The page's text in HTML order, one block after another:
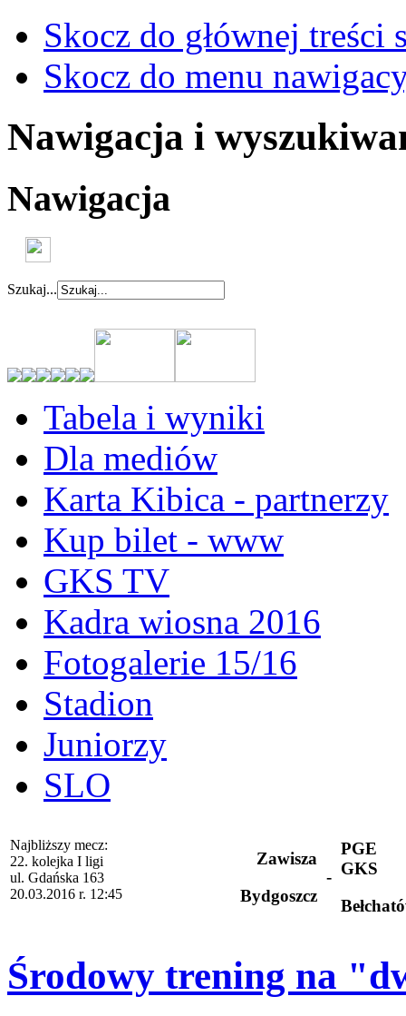
Skocz do głównej treści
Skocz do menu
Nawigacja i
Nawigacja
Szukaj...
Tabela i wyniki
Dla mediów
Karta Kibica - partnerzy
Kup bilet - www
GKS TV
Kadra wiosna 2016
Fotogalerie 15/16
Stadion
Juniorzy
SLO
Najbliższy mecz:
22. kolejka I ligi
ul. Gdańska 163
20.03.2016 r. 12:45
Zawisza
Bydgoszcz
-
PGE
GKS
Środowy trening na